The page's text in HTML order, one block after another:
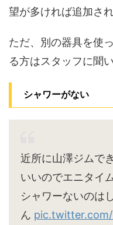
望が多ければ追加さ
ただ、別の器具を使
る方はスタッフに聞
シャワーがない
近所に山澤ジムで
いいのでエニタイ
シャワーないのは
ん pic.twitter.com/